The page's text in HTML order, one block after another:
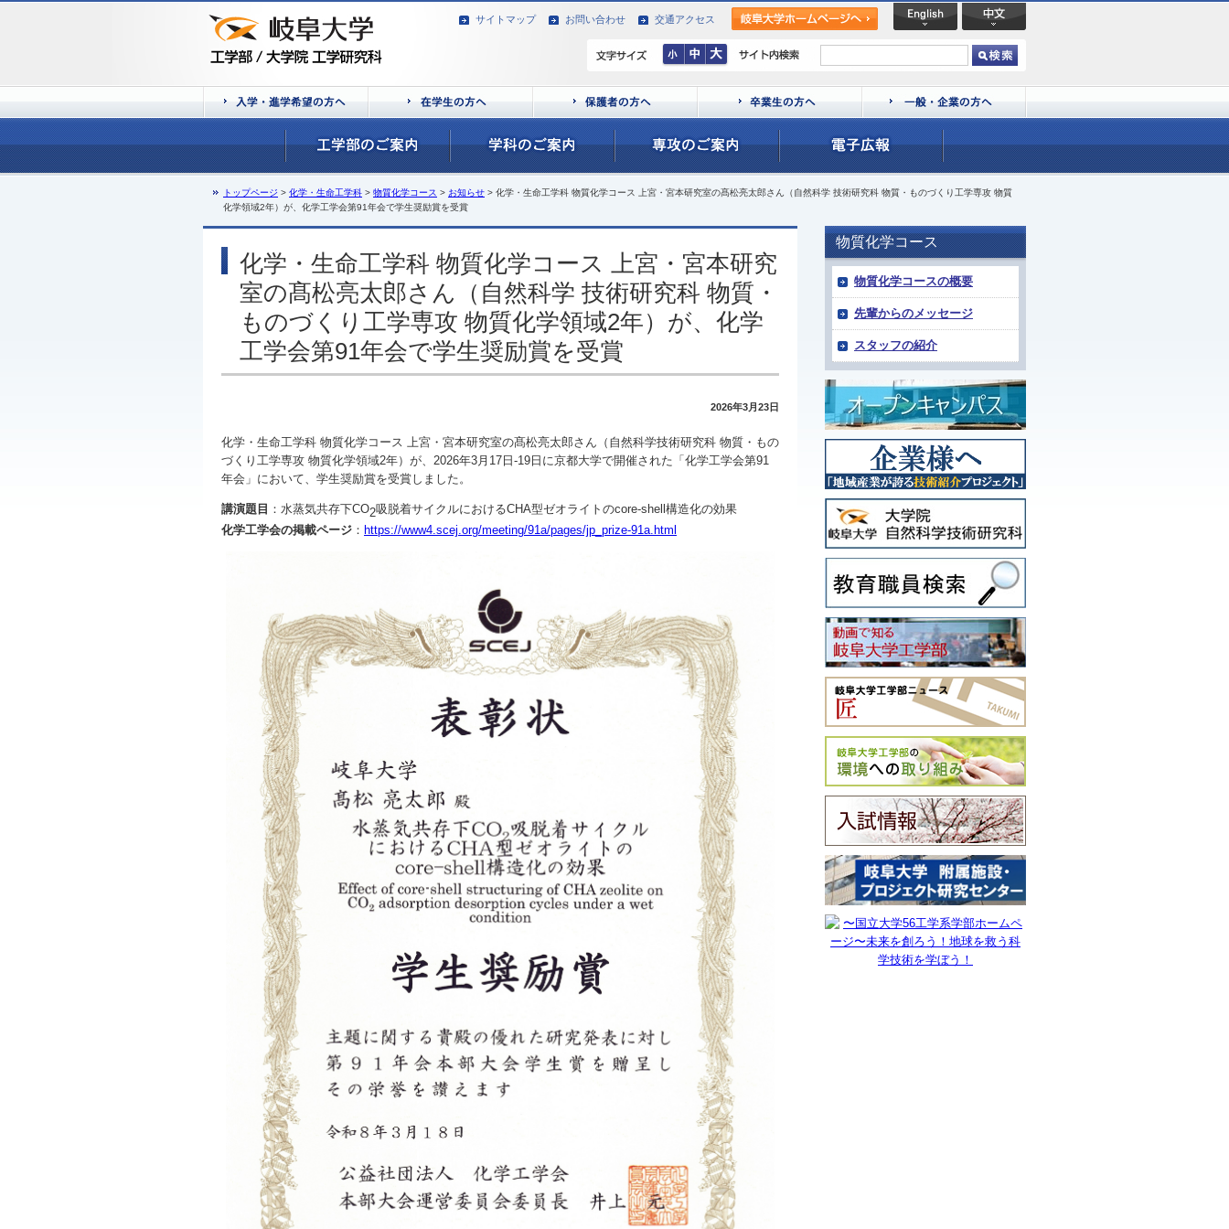
サイトマップ お問い合わせ 交通アクセス
トップページ > 化学・生命工学科 > 物質化学コース > お知らせ > 化学・生命工学科 物質化学コース 上宮・宮本研究室の髙松亮太郎さん（自然科学 技術研究科 物質・ものづくり工学専攻 物質
化学領域2年）が、化学工学会第91年会で学生奨励賞を受賞
化学・生命工学科 物質化学コース 上宮・宮本研究
室の髙松亮太郎さん（自然科学 技術研究科 物質・
ものづくり工学専攻 物質化学領域2年）が、化学
工学会第91年会で学生奨励賞を受賞
2026年3月23日
化学・生命工学科 物質化学コース 上宮・宮本研究室の髙松亮太郎さん（自然科学技術研究科 物質・もの
づくり工学専攻 物質化学領域2年）が、2026年3月17日-19日に京都大学で開催された「化学工学会第91
年会」において、学生奨励賞を受賞しました。
講演題目 ：水蒸気共存下CO2吸脱着サイクルにおけるCHA型ゼオライトのcore-shell構造化の効果
化学工学会の掲載ページ ： https://www4.scej.org/meeting/91a/pages/jp_prize-91a.html
物質化学コース
物質化学コースの概要
先輩からのメッセージ
スタッフの紹介